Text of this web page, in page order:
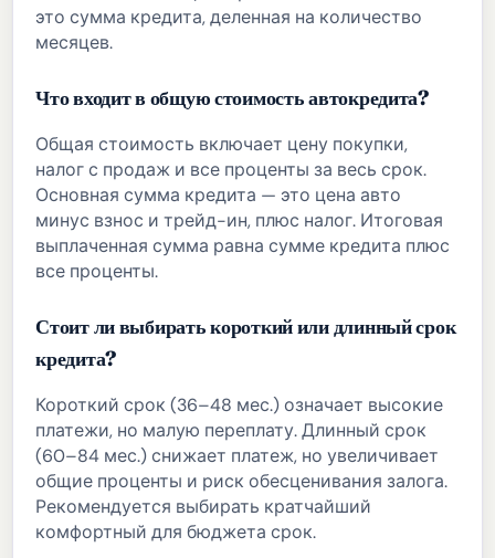
это сумма кредита, деленная на количество
месяцев.
Что входит в общую стоимость автокредита?
Общая стоимость включает цену покупки,
налог с продаж и все проценты за весь срок.
Основная сумма кредита — это цена авто
минус взнос и трейд-ин, плюс налог. Итоговая
выплаченная сумма равна сумме кредита плюс
все проценты.
Стоит ли выбирать короткий или длинный срок
кредита?
Короткий срок (36–48 мес.) означает высокие
платежи, но малую переплату. Длинный срок
(60–84 мес.) снижает платеж, но увеличивает
общие проценты и риск обесценивания залога.
Рекомендуется выбирать кратчайший
комфортный для бюджета срок.